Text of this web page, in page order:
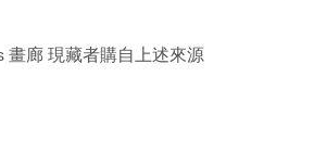
畫廊 現藏者購自上述來源